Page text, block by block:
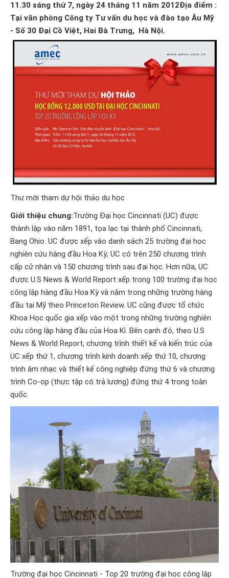
11.30 sáng thứ 7, ngày 24 tháng 11 năm 2012Địa điểm :
Tại văn phòng Công ty Tư vấn du học và đào tạo Âu Mỹ
- Số 30 Đại Cồ Việt, Hai Bà Trưng, Hà Nội.
Thư mời tham dự hội thảo du học
Giới thiệu chung:Trường Đại học Cincinnati (UC) được
thành lập vào năm 1891, tọa lạc tại thành phố Cincinnati,
Bang Ohio. UC được xếp vào danh sách 25 trường đại học
nghiên cứu hàng đầu Hoa Kỳ; UC có trên 250 chương trình
cấp cử nhân và 150 chương trình sau đại học. Hơn nữa, UC
được U.S News & World Report xếp trong 100 trường đại học
công lập hàng đầu Hoa Kỳ và nằm trong những trường hàng
đầu tại Mỹ theo Princeton Review. UC cũng được tổ chức
Khoa Học quốc gia xếp vào một trong những trường nghiên
cứu công lập hàng đầu của Hoa Kì. Bên cạnh đó, theo U.S
News & World Report, chương trình thiết kế và kiến trúc của
UC xếp thứ 1, chương trình kinh doanh xếp thứ 10, chương
trình âm nhạc và thiết kế công nghiệp đứng thứ 6 và chương
trình Co-op (thực tập có trả lương) đứng thứ 4 trong toàn
quốc.
Trường đại học Cincinnati - Top 20 trường đại học công lập